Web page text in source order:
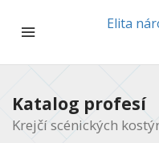
Elita
Katalog profesí
Krejčí scénických